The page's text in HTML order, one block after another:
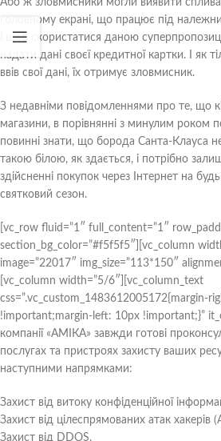
Або ж зловмисники могли виявити
головному екрані, що працює під
і щоб скористатися даною
надати дані своєї кредитної картки. І як
ввів свої дані, їх отримує зловмисник.
З недавніми повідомленнями про те, що
магазини, в порівнянні з минулим роком
повинні знати, що борода Санта-Клауса
такою білою, як здається, і потрібно
здійсненні покупок через Інтернет на
святковий сезон.
[vc_row fluid=”1″ full_content=”1″
section_bg_color=”#f5f5f5″][vc_column
image=”22017″ img_size=”113*150″
[vc_column width=”5/6″][vc_column_text
css=”.vc_custom_1483612005172{margin-
!important;margin-left: 10px !important;}”
компанії «АМІКА» завжди готові
послугах та пристроях захисту ваших
наступними напрямками:
Захист від витоку конфіденційної
Захист від цілеспрямованих атак хакерів
Захист від DDOS.